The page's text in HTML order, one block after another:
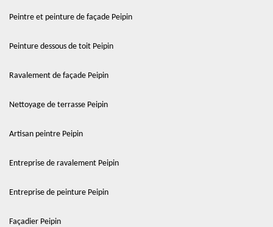
Peintre et peinture de façade Peipin
Peinture dessous de toit Peipin
Ravalement de façade Peipin
Nettoyage de terrasse Peipin
Artisan peintre Peipin
Entreprise de ravalement Peipin
Entreprise de peinture Peipin
Façadier Peipin